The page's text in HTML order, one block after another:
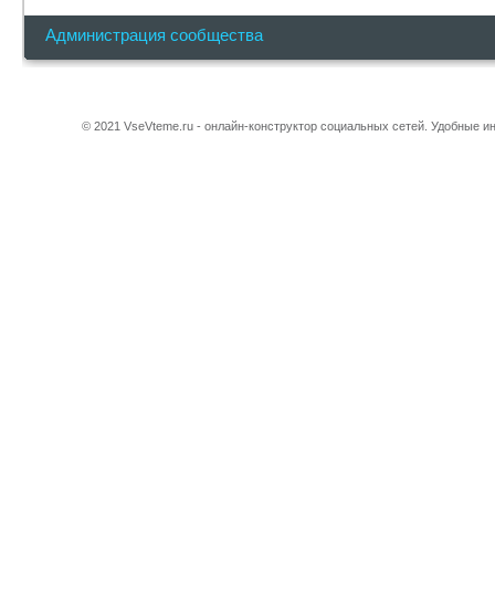
Администрация сообщества
© 2021 VseVteme.ru - онлайн-конструктор социальных сетей. Удобные